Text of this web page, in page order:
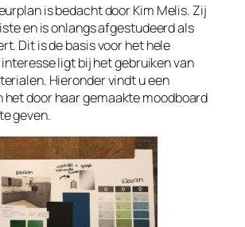
is bedacht door Kim Melis. Zij
en is onlangs afgestudeerd als
Dit is de basis voor het hele
ligt bij het gebruiken van
Hieronder vindt u een
het door haar gemaakte moodboard
geven.